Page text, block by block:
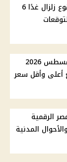
البحوث الفلكية تحسم مزاعم وقوع زلزال غدًا 6
أسعار الدولار اليوم الجمعة 7 أغسطس 2026
أعلى وأقل سعر
الرقمية
المدنية